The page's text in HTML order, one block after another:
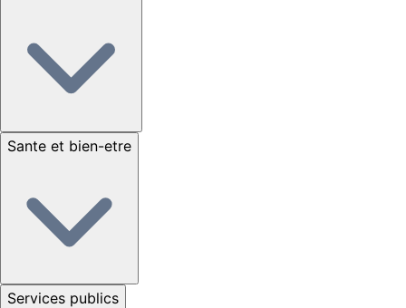
Sante et bien-etre
Services publics